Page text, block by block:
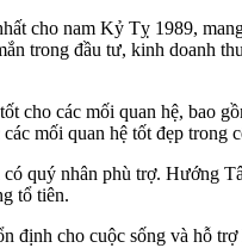
cho nam Kỷ Tỵ 1989,
trong đầu tư, kinh doanh
cho các mối quan hệ, bao
mối quan hệ tốt đẹp
quý nhân phù trợ. Hướng
tổ tiên.
định cho cuộc sống và hỗ